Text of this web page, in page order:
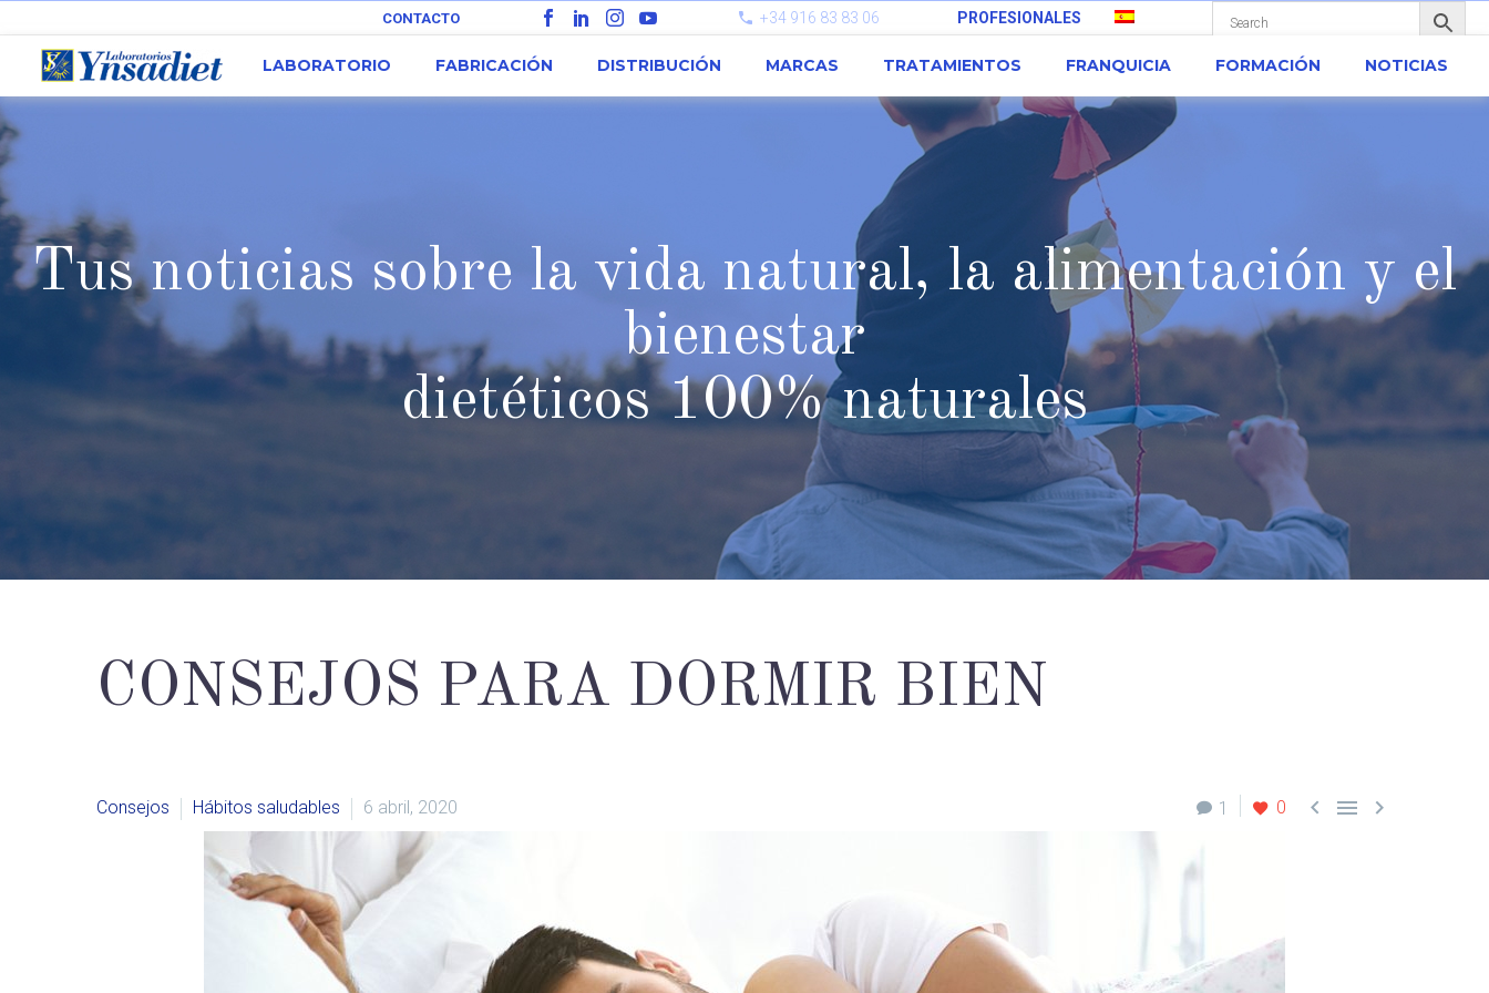
CONTACTO +34 916 83 83 06 PROFESIONALES
LABORATORIO FABRICACIÓN DISTRIBUCIÓN MARCAS TRATAMIENTOS FRANQUICIA FORMACIÓN NOTICIAS
Tus noticias sobre la vida natural, la alimentación y el
bienestar
dietéticos 100% naturales
CONSEJOS PARA DORMIR BIEN
1 0   
Consejos Hábitos saludables 6 abril, 2020